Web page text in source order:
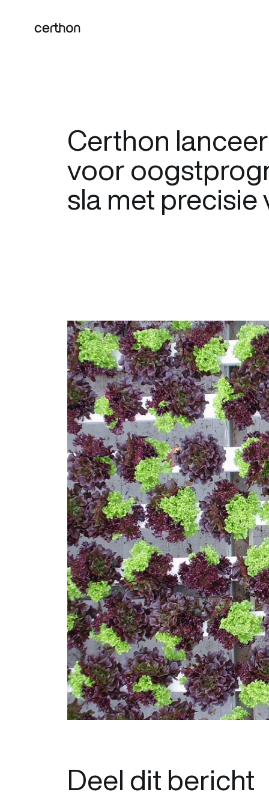
Certhon
voor
sla met precisie
Deel dit bericht